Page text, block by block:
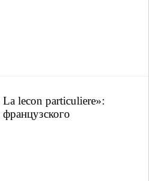
lecon particuliere»: